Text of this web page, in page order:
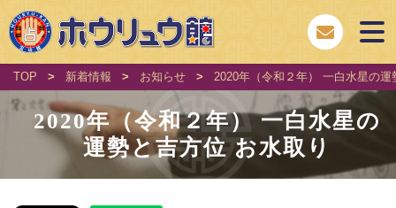
TOP > 新着情報 > お知らせ > 2020年（令和２年） 一白水星の
2020年（令和２年） 一白水星の
運勢と吉方位 お水取り